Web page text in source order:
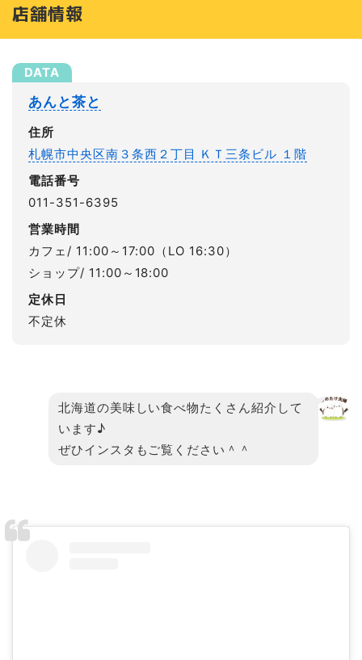
店舗情報
あんと茶と
住所
札幌市中央区南３条西２丁目 ＫＴ三条ビル １階
電話番号
011-351-6395
営業時間
カフェ/ 11:00～17:00（LO 16:30）
ショップ/ 11:00～18:00
定休日
不定休
北海道の美味しい食べ物たくさん紹介して
います♪
ぜひインスタもご覧ください＾＾